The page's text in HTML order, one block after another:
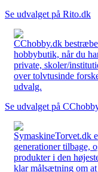
Se udvalget på Rito.dk
CChobby.dk
hobbybutik, når du
private, skoler/
over tolvtusinde
udvalg.
Se udvalget på
SymaskineTorvet.dk
generationer tilbage,
produkter i den
klar målsætning om